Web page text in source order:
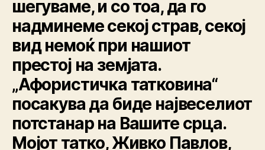
шегуваме, и со тоа, да го
надминеме секој страв, секој
вид немоќ при нашиот
престој на земјата.
„Афористичка татковина“
посакува да биде највеселиот
потстанар на Вашите срца.
Мојот татко, Живко Пaвлов,